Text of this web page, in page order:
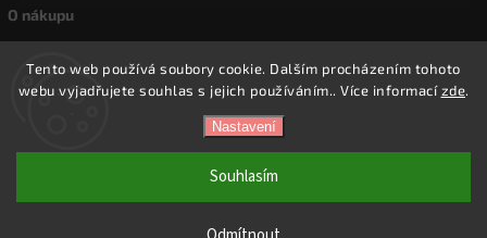
Tento web používá soubory cookie. Dalším procházením tohoto
webu vyjadřujete souhlas s jejich používáním.. Více informacízde.
Nastavení
Souhlasím
O nákupu
Reklamace a vrácení zboží